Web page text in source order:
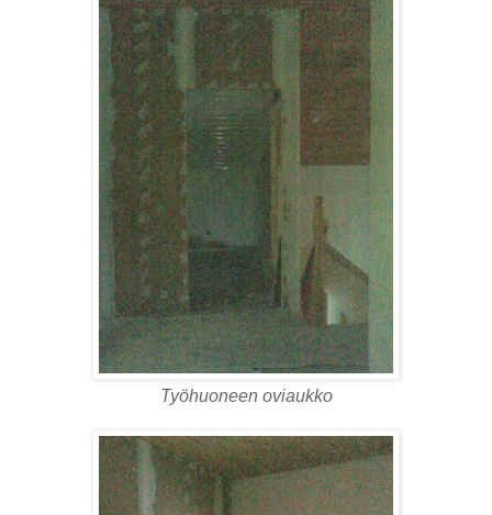
Työhuoneen oviaukko